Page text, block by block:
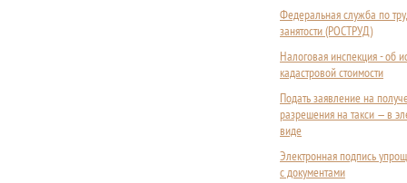
Федеральная служба по
занятости (РОСТРУД)
Налоговая инспекция - об
кадастровой стоимости
Подать заявление на
разрешения на такси — в
виде
Электронная подпись
с документами